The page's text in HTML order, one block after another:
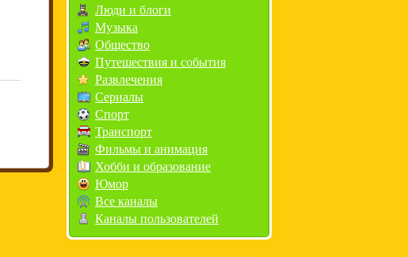
Люди и блоги
Музыка
Общество
Путешествия и события
Развлечения
Сериалы
Спорт
Транспорт
Фильмы и анимация
Хобби и образование
Юмор
Все каналы
Каналы пользователей